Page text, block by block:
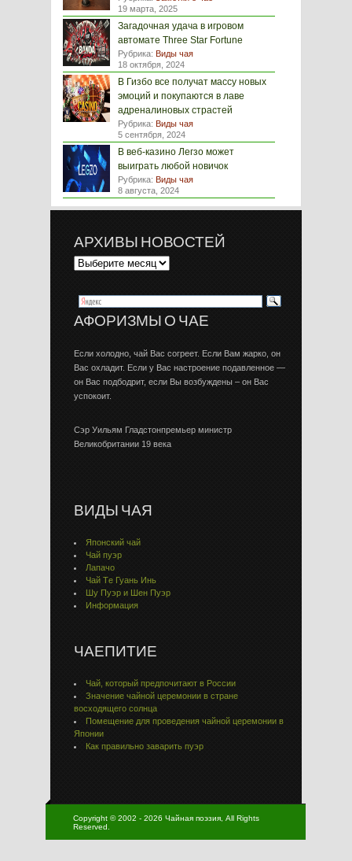
19 марта, 2025
Загадочная удача в игровом
автомате Three Star Fortune
Рубрика: Виды чая
18 октября, 2024
В Гизбо все получат массу новых
эмоций и покупаются в лаве
адреналиновых страстей
Рубрика: Виды чая
5 сентября, 2024
В веб-казино Легзо может
выиграть любой новичок
Рубрика: Виды чая
8 августа, 2024
АРХИВЫ НОВОСТЕЙ
АФОРИЗМЫ О ЧАЕ
Если холодно, чай Вас согреет. Если Вам жарко, он
Вас охладит. Если у Вас настроение подавленное —
он Вас подбодрит, если Вы возбуждены – он Вас
успокоит.
Сэр Уильям Гладстонпремьер министр
Великобритании 19 века
ВИДЫ ЧАЯ
Японский чай
Чай пуэр
Лапачо
Чай Тe Гуaнь Инь
Шу Пуэр и Шен Пуэр
Информация
ЧАЕПИТИЕ
Чай, который предпочитают в России
Значение чайной церемонии в стране
восходящего солнца
Помещение для проведения чайной церемонии в
Японии
Как правильно заварить пуэр
Copyright © 2002 - 2026 Чайная поэзия, All Rights
Reserved.